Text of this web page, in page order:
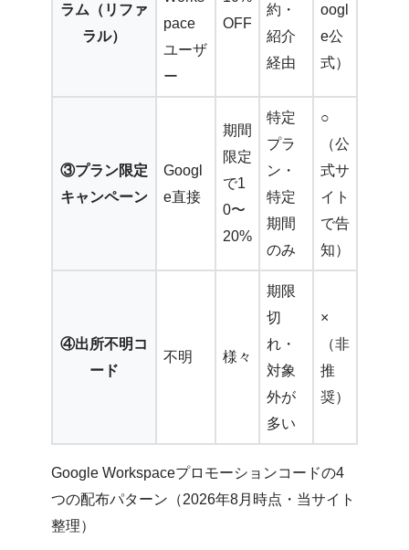
ラム（リファ
ラル）
pace
ユーザ
ー
OFF
約・
紹介
経由
oogl
e公
式）
③プラン限定
キャンペーン
Googl
e直接
期間
限定
で1
0〜
20%
特定
プラ
ン・
特定
期間
のみ
○
（公
式サ
イト
で告
知）
④出所不明コ
ード
不明 様々
期限
切
れ・
対象
外が
多い
×
（非
推
奨）
Google Workspaceプロモーションコードの4
つの配布パターン（2026年8月時点・当サイト
整理）